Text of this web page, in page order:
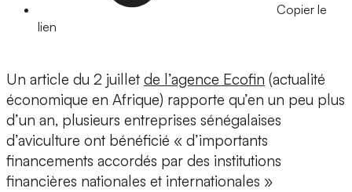
Copier le
lien
Un article du 2 juillet de l’agence Ecofin (actualité
économique en Afrique) rapporte qu’en un peu plus
d’un an, plusieurs entreprises sénégalaises
d’aviculture ont bénéficié « d’importants
financements accordés par des institutions
financières nationales et internationales »